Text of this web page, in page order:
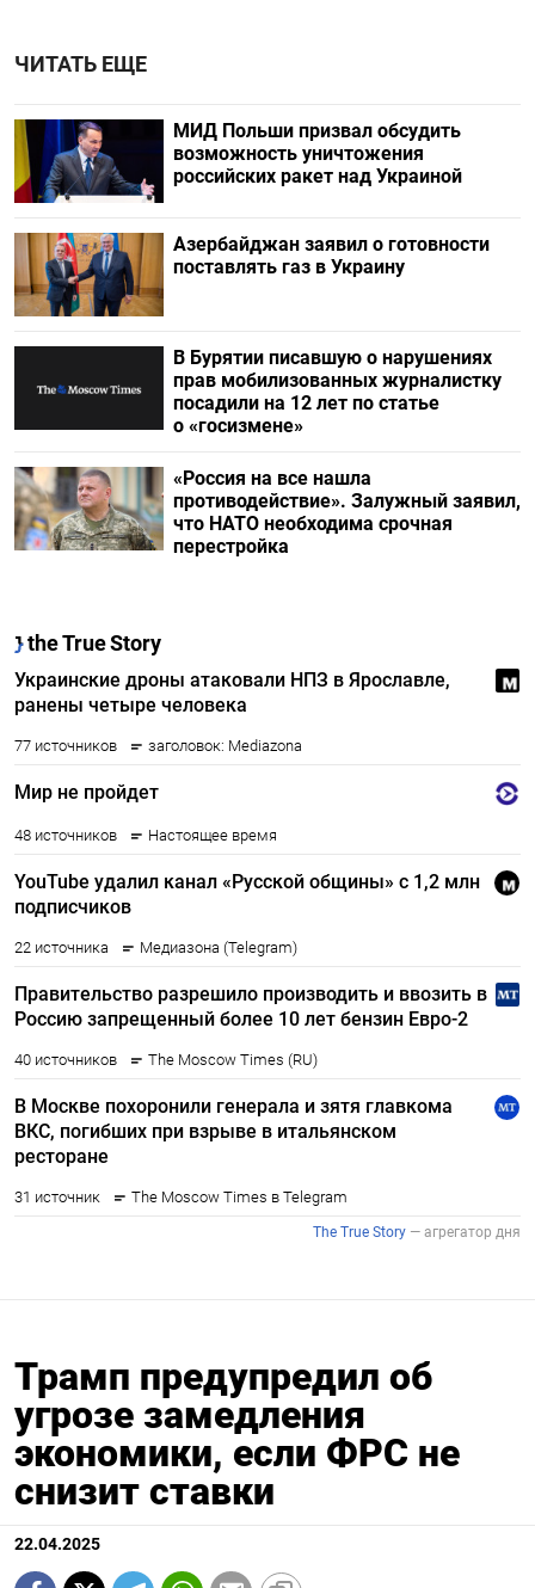
ЧИТАТЬ ЕЩЕ
МИД Польши призвал обсудить
возможность уничтожения
российских ракет над Украиной
Азербайджан заявил о готовности
поставлять газ в Украину
В Бурятии писавшую о нарушениях
прав мобилизованных журналистку
посадили на 12 лет по статье
о «госизмене»
«Россия на все нашла
противодействие». Залужный заявил,
что НАТО необходима срочная
перестройка
Трамп предупредил об
угрозе замедления
экономики, если ФРС не
снизит ставки
22.04.2025